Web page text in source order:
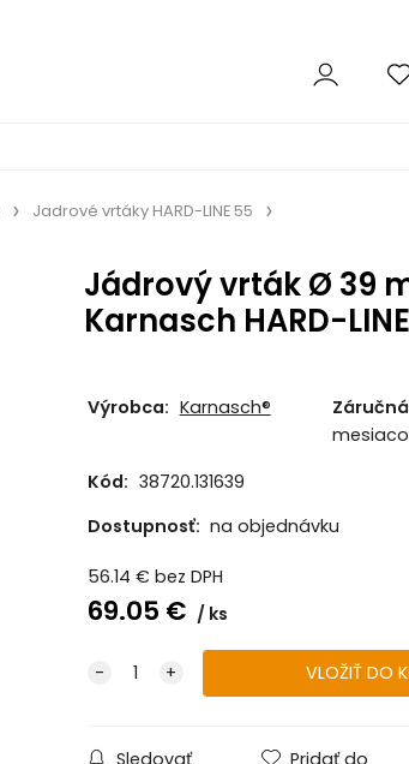
Jadrové vrtáky HARD-LINE 55
Jádrový vrták Ø 39
Karnasch HARD-
Výrobca: Karnasch®
Kód: 38720.131639
Dostupnosť: na objednávku
56.14 € bez DPH
69.05 € ks